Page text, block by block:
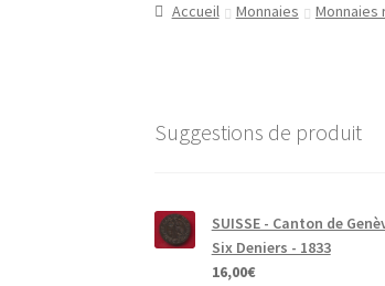
Accueil Monnaies Monnaies
Suggestions de produit
SUISSE - Canton de
Six Deniers - 1833
16,00€